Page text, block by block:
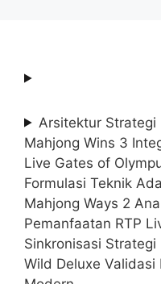
Arsitektur Strategi
Mahjong Wins 3
Live Gates of
Formulasi Teknik
Mahjong Ways 2
Pemanfaatan RTP
Sinkronisasi
Wild Deluxe Validasi